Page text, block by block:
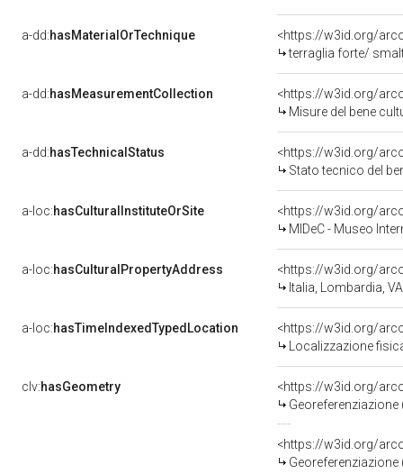
a-dd:hasMaterialOrTechnique
<https://w3id.org/
terraglia forte/
a-dd:hasMeasurementCollection
<https://w3id.org/
Misure del bene
a-dd:hasTechnicalStatus
<https://w3id.org/
Stato tecnico del
a-loc:hasCulturalInstituteOrSite
MIDeC - Museo
a-loc:hasCulturalPropertyAddress
<https://w3id.org/
Italia, Lombardia,
a-loc:hasTimeIndexedTypedLocation
<https://w3id.org/
Localizzazione
clv:hasGeometry
<https://w3id.org/
Georeferenziazione
<https://w3id.org/
Georeferenziazione